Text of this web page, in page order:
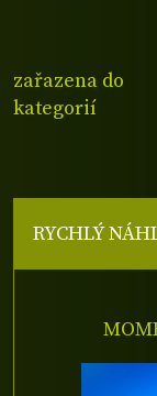
zařazena do
kategorií
RYCHLÝ